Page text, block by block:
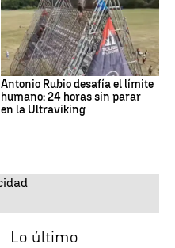
Antonio Rubio desafía el límite
humano: 24 horas sin parar
en la Ultraviking
Lo último